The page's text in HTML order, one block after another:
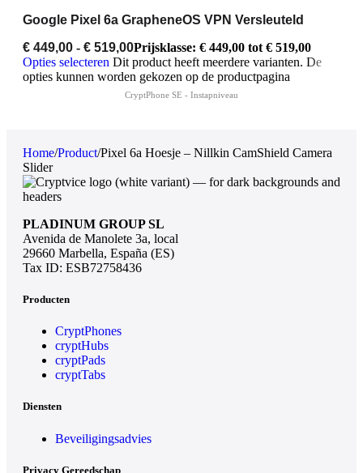
Google Pixel 6a GrapheneOS VPN Versleuteld
€ 449,00 - € 519,00Prijsklasse: € 449,00 tot € 519,00
Opties selecteren Dit product heeft meerdere varianten. De
opties kunnen worden gekozen op de productpagina
Home/Product/Pixel 6a Hoesje – Nillkin CamShield Camera
Slider
PLADINUM GROUP SL
Avenida de Manolete 3a, local
29660 Marbella, España (ES)
Tax ID: ESB72758436
Producten
CryptPhones
cryptHubs
cryptPads
cryptTabs
Diensten
Beveiligingsadvies
Privacy Gereedschap